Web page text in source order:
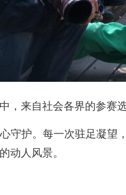
来自社会各界的参赛选
护。每一次驻足凝望
动人风景。